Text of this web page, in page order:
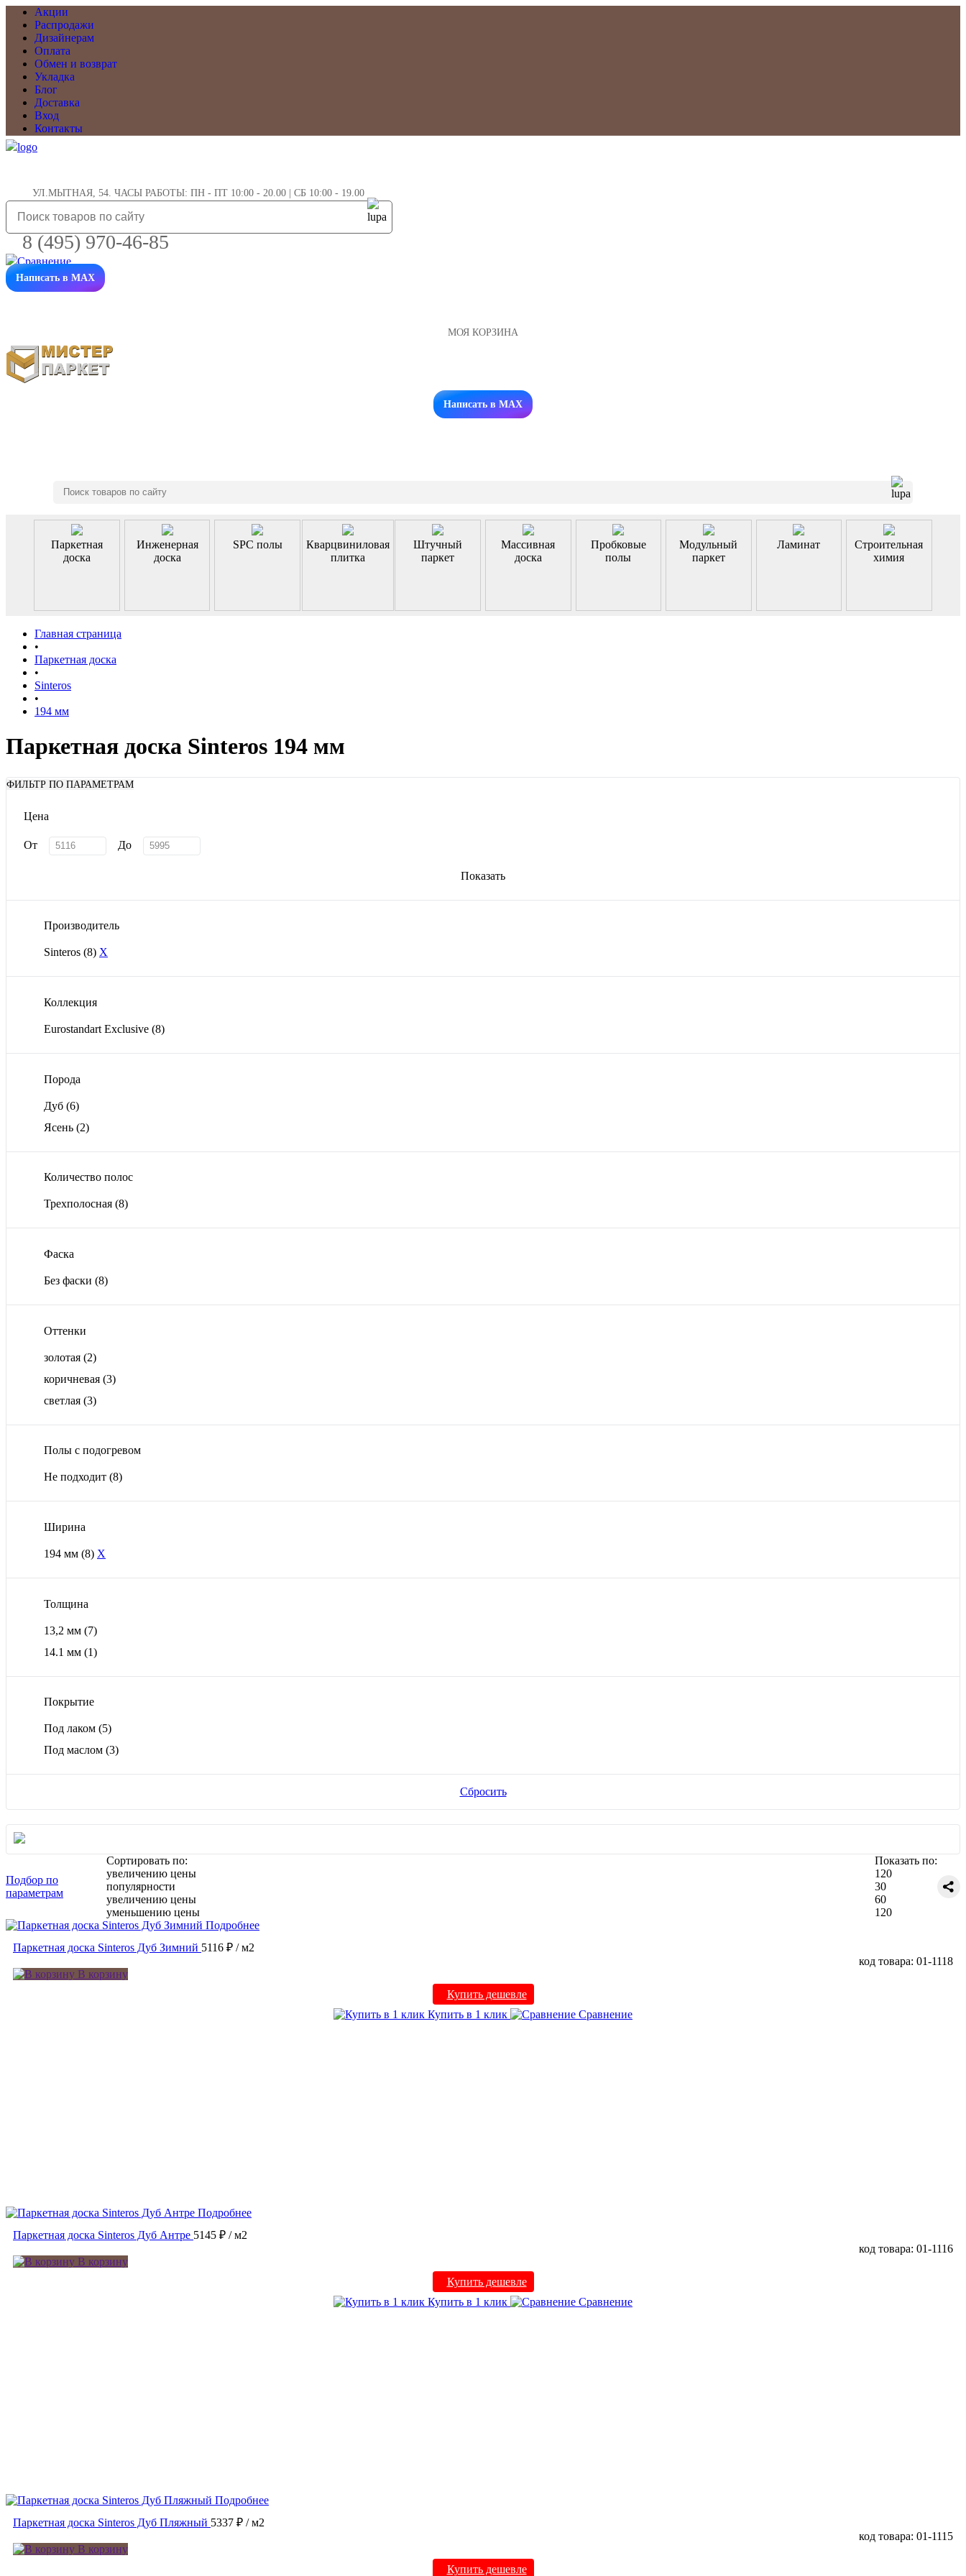
Акции
Распродажи
Дизайнерам
Оплата
Обмен и возврат
Укладка
Блог
Доставка
Вход
Контакты
УЛ.МЫТНАЯ, 54. ЧАСЫ РАБОТЫ: ПН - ПТ 10:00 - 20.00 | СБ 10:00 - 19.00
8 (495) 970-46-85
Написать в MAX
МОЯ КОРЗИНА
Заказать звонок
Написать в MAX
Паркетная
доска
Инженерная
доска
SPC полы
Кварцвиниловая
плитка
Штучный
паркет
Массивная
доска
Пробковые
полы
Модульный
паркет
Ламинат
Строительная
химия
Главная страница
•
Паркетная доска
•
Sinteros
•
194 мм
Паркетная доска Sinteros 194 мм
ФИЛЬТР ПО ПАРАМЕТРАМ
Цена
От До
Показать
Производитель
Sinteros (8) X
Коллекция
Eurostandart Exclusive (8)
Порода
Дуб (6)
Ясень (2)
Количество полос
Трехполосная (8)
Фаска
Без фаски (8)
Оттенки
золотая (2)
коричневая (3)
светлая (3)
Полы с подогревом
Не подходит (8)
Ширина
194 мм (8) X
Толщина
13,2 мм (7)
14.1 мм (1)
Покрытие
Под лаком (5)
Под маслом (3)
Сбросить
Подбор по
параметрам
Сортировать по:
увеличению цены
популярности
увеличению цены
уменьшению цены
Показать по:
120
30
60
120
Подробнее
Паркетная доска Sinteros Дуб Зимний 5116 ₽ / м2
код товара: 01-1118
В корзину
Купить дешевле
Купить в 1 клик
Сравнение
Подробнее
Паркетная доска Sinteros Дуб Антре 5145 ₽ / м2
код товара: 01-1116
В корзину
Купить дешевле
Купить в 1 клик
Сравнение
Подробнее
Паркетная доска Sinteros Дуб Пляжный 5337 ₽ / м2
код товара: 01-1115
В корзину
Купить дешевле